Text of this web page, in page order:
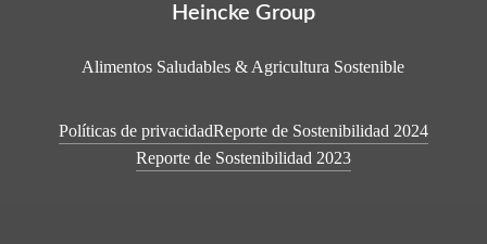
Heincke Group
Alimentos Saludables & Agricultura Sostenible
Políticas de privacidadReporte de Sostenibilidad 2024
Reporte de Sostenibilidad 2023